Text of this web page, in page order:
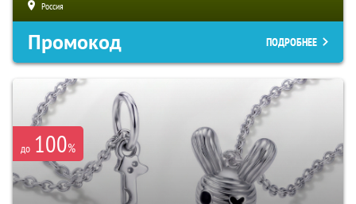
Россия
Промокод ПОДРОБНЕЕ
до 100%